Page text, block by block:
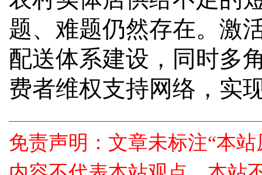
题、难题仍然存在。激
配送体系建设，同时多
费者维权支持网络，实
免责声明：文章未标注“本